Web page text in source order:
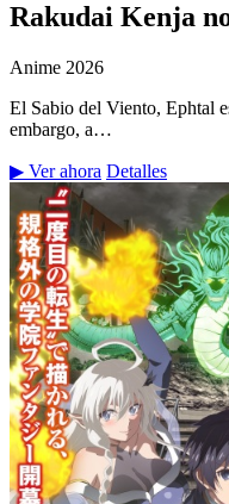
Rakudai Kenja
Anime 2026
El Sabio del Viento, Ephtal
embargo, a…
▶ Ver ahora Detalles